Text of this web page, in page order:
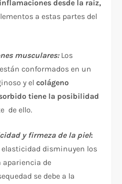
desde la raíz,
a estas partes del
musculares:Los
conformados en un
y elcolágeno
tiene la posibilidad
de ello.
y firmeza de la piel:
elasticidad disminuyen los
apariencia de
se debe a la